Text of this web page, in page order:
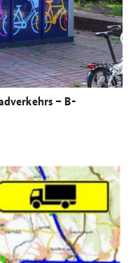
– B-